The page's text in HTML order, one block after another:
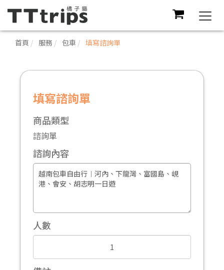
首頁 服務 包車 填寫諮詢單
填寫諮詢單
商品類型
諮詢單
諮詢內容
人數